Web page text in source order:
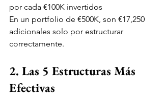
por cada €100K invertidos
En un portfolio de €500K, son €17,250
adicionales solo por estructurar
correctamente.
2. Las 5 Estructuras Más
Efectivas